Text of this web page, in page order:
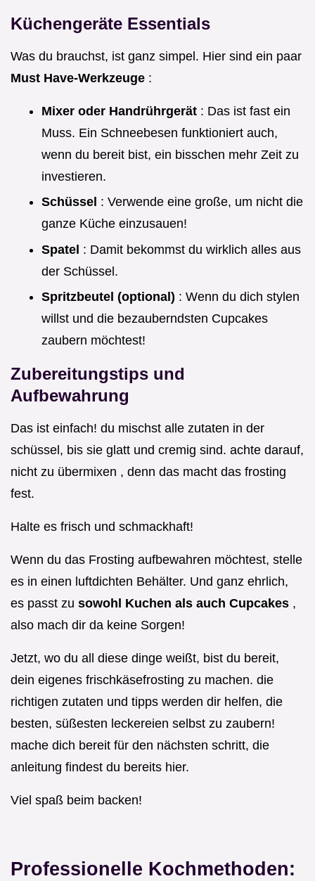
Küchengeräte Essentials
Was du brauchst, ist ganz simpel. Hier sind ein paar
Must Have-Werkzeuge :
Mixer oder Handrührgerät : Das ist fast ein
Muss. Ein Schneebesen funktioniert auch,
wenn du bereit bist, ein bisschen mehr Zeit zu
investieren.
Schüssel : Verwende eine große, um nicht die
ganze Küche einzusauen!
Spatel : Damit bekommst du wirklich alles aus
der Schüssel.
Spritzbeutel (optional) : Wenn du dich stylen
willst und die bezauberndsten Cupcakes
zaubern möchtest!
Zubereitungstips und
Aufbewahrung
Das ist einfach! du mischst alle zutaten in der
schüssel, bis sie glatt und cremig sind. achte darauf,
nicht zu übermixen , denn das macht das frosting
fest.
Halte es frisch und schmackhaft!
Wenn du das Frosting aufbewahren möchtest, stelle
es in einen luftdichten Behälter. Und ganz ehrlich,
es passt zu sowohl Kuchen als auch Cupcakes ,
also mach dir da keine Sorgen!
Jetzt, wo du all diese dinge weißt, bist du bereit,
dein eigenes frischkäsefrosting zu machen. die
richtigen zutaten und tipps werden dir helfen, die
besten, süßesten leckereien selbst zu zaubern!
mache dich bereit für den nächsten schritt, die
anleitung findest du bereits hier.
Viel spaß beim backen!
Professionelle Kochmethoden: